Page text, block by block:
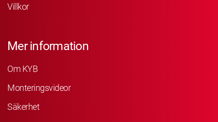
Villkor
Mer information
Om KYB
Monteringsvideor
Säkerhet